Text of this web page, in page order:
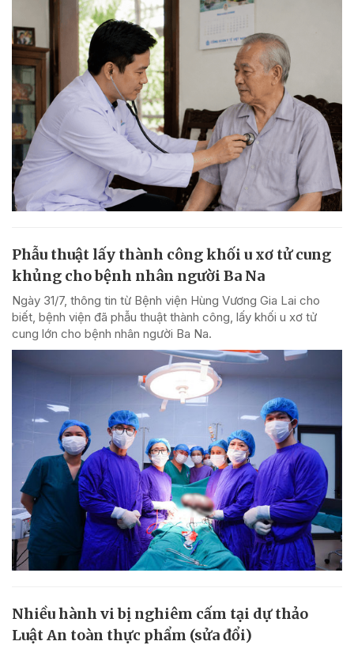
Phẫu thuật lấy thành công khối u xơ tử cung
khủng cho bệnh nhân người Ba Na
Ngày 31/7, thông tin từ Bệnh viện Hùng Vương Gia Lai cho
biết, bệnh viện đã phẫu thuật thành công, lấy khối u xơ tử
cung lớn cho bệnh nhân người Ba Na.
Nhiều hành vi bị nghiêm cấm tại dự thảo
Luật An toàn thực phẩm (sửa đổi)